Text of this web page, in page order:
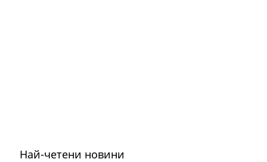
Най-четени новини